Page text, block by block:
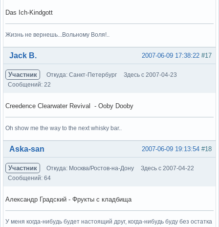
Das Ich-Kindgott
Жизнь не вернешь...Вольному Воля!..
Вне форума #17
2007-06-09 17:38:22
Jack B.
Участник Откуда: Санкт-Петербург
Здесь с 2007-04-23
Сообщений: 22
Creedence Clearwater Revival - Ooby Dooby
Oh show me the way to the next whisky bar..
Вне форума #18
2007-06-09 19:13:54
Aska-san
Участник Откуда: Москва/Ростов-на-Дону
Здесь с 2007-04-22
Сообщений: 64
Александр Градский - Фрукты с кладбища
У меня когда-нибудь будет настоящий друг, когда-нибудь буду без остатка